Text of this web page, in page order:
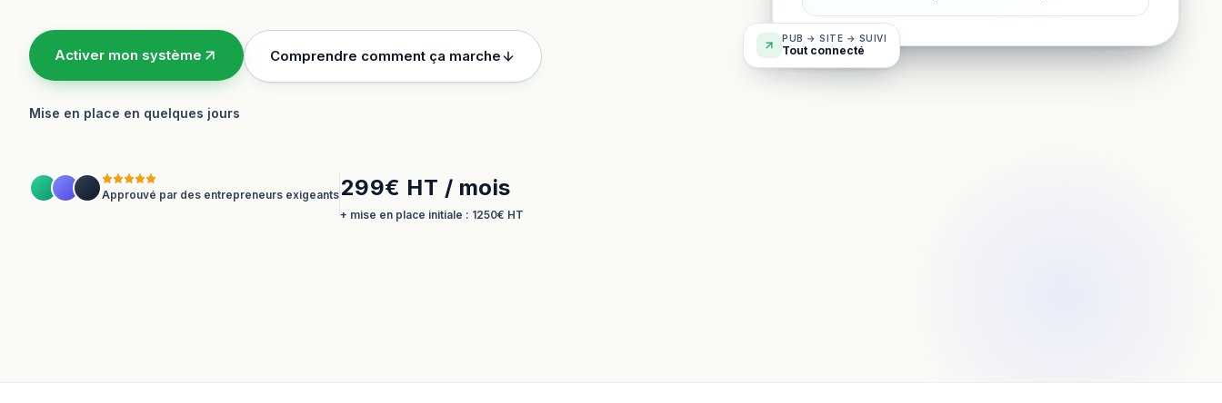
Activer mon système Comprendre comment ça marche
Mise en place en quelques jours
Approuvé par des entrepreneurs exigeants 299€ HT / mois
+ mise en place initiale : 1250€ HT
PUB → SITE → SUIVI
Tout connecté